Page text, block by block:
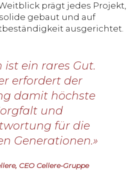
prägt jedes Projekt,
gebaut und auf
ausgerichtet.
ist ein rares Gut.
erfordert der
damit höchste
und
für die
Generationen.»
CEO Cellere-Gruppe